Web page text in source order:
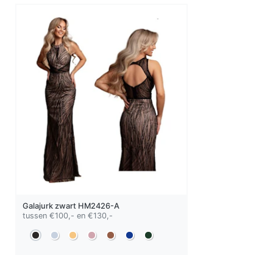
Galajurkzwart HM2426-A
tussen €100,- en €130,-